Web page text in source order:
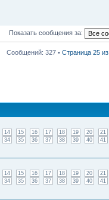
Показать сообщения за:
Сообщений: 327 • Страница 25 из
14 15 16 17 18 19 20 21
34 35 36 37 38 39 40 41
14 15 16 17 18 19 20 21
34 35 36 37 38 39 40 41